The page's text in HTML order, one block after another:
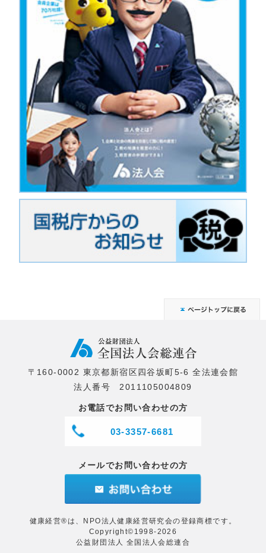
〒160-0002 東京都新宿区四谷坂町5-6 全法連会館
法人番号 2011105004809
お電話でお問い合わせの方
03-3357-6681
メールでお問い合わせの方
健康経営®は、NPO法人健康経営研究会の登録商標です。
Copyright©1998-2026
公益財団法人 全国法人会総連合